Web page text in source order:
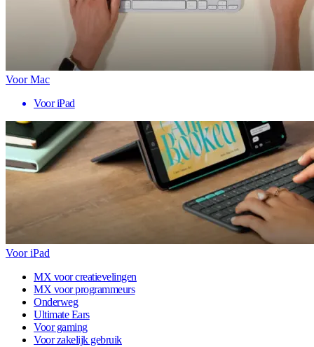
Voor Mac
Voor iPad
Voor iPad
MX voor creatievelingen
MX voor programmeurs
Onderweg
Ultimate Ears
Voor gaming
Voor zakelijk gebruik